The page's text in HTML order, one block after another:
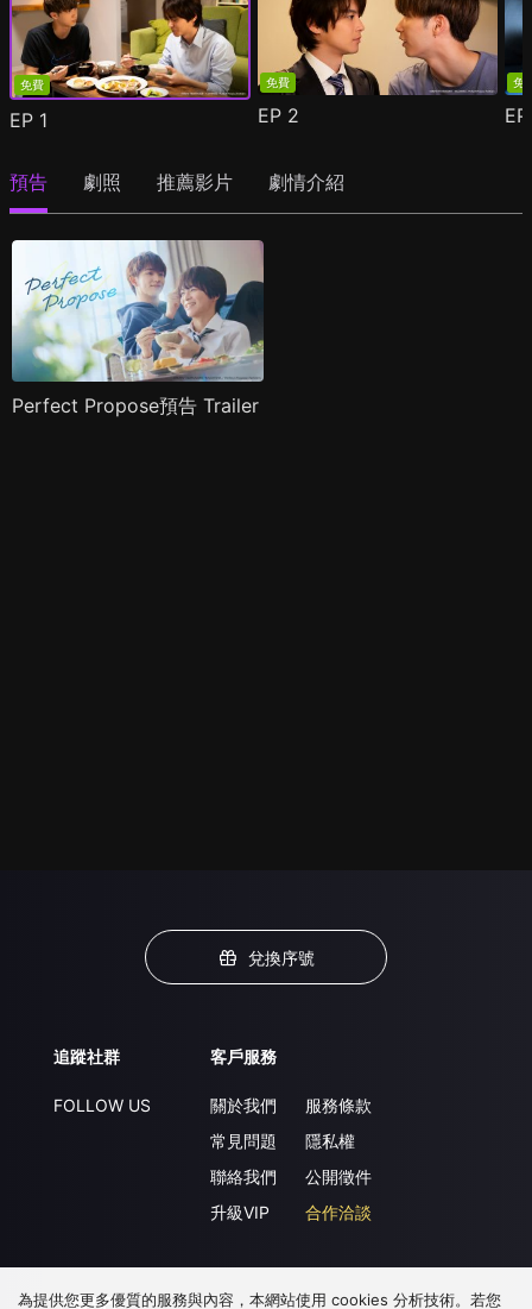
免費
EP 1
免費
EP 2
免
預告 劇照 推薦影片 劇情介紹
Perfect Propose預告 Trailer
兌換序號
追蹤社群
FOLLOW US
客戶服務
關於我們
常見問題
聯絡我們
升級VIP
服務條款
隱私權
公開徵件
合作洽談
下載 APP
為提供您更多優質的服務與內容，本網站使用 cookies 分析技術。若您